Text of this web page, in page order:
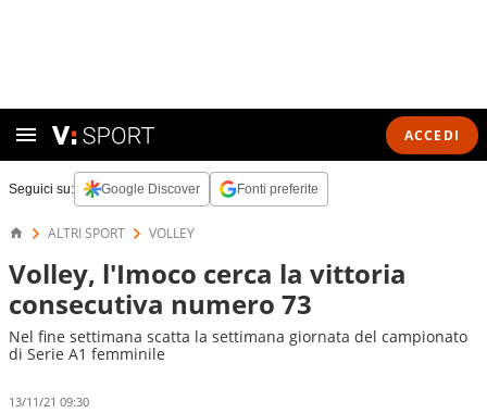
ACCEDI
Seguici su: Google Discover Fonti preferite
ALTRI SPORT VOLLEY
Volley, l'Imoco cerca la vittoria
consecutiva numero 73
Nel fine settimana scatta la settimana giornata del campionato
di Serie A1 femminile
13/11/21 09:30